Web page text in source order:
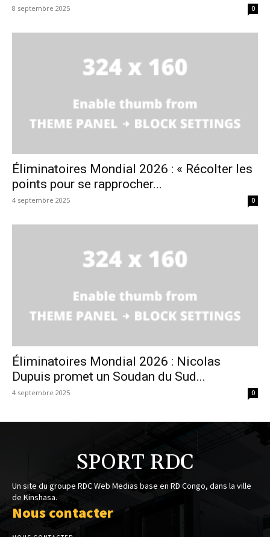
8 septembre 2025 0
Éliminatoires Mondial 2026 : « Récolter les
points pour se rapprocher...
4 septembre 2025 0
Éliminatoires Mondial 2026 : Nicolas
Dupuis promet un Soudan du Sud...
4 septembre 2025 0
SPORT RDC
Un site du groupe RDC Web Medias base en RD Congo, dans la ville
de Kinshasa.
Nous contacter